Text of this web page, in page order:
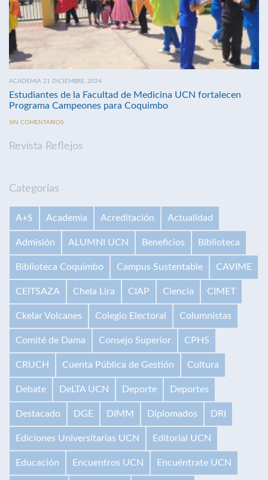
ACADEMIA 21 DICIEMBRE, 2024
Estudiantes de la Facultad de Medicina UCN fortalecen
Programa Campeones para Coquimbo
SIN COMENTARIOS
Revista Reflejos
Categorías
A+S Academia Acreditación Actualidad
Admisión ALUMNI UCN Beneficios Biblioteca
Biblioteca Coquimbo Campus Sustentable CAVIME
CEITSAZA Chela Lira CIAP Ciencia CIMET
Ckelar Volcanes Colegio Electoral Columnistas
Comité de Dama Consejo Superior CPHS
CRUCH Cuenta Pública de Gestión Cultura
Debate DeLTA UCN Deporte Deportes
Destacado DGE DIMM Diplomados DRI
Ediciones Universitarias UCN Editorial UCN
Educación Encuentros UCN Encuéntrate UCN